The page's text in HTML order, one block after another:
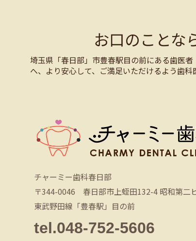
お口のことな
埼玉県「春日部」市豊春駅目の前にある歯医
へ、より安心して、ご満足いただけるよう歯
チャーミー歯科春日部
〒344-0046 春日部市上蛭田132-4 昭和第二
東武野田線「豊春駅」目の前
tel.048-752-5606